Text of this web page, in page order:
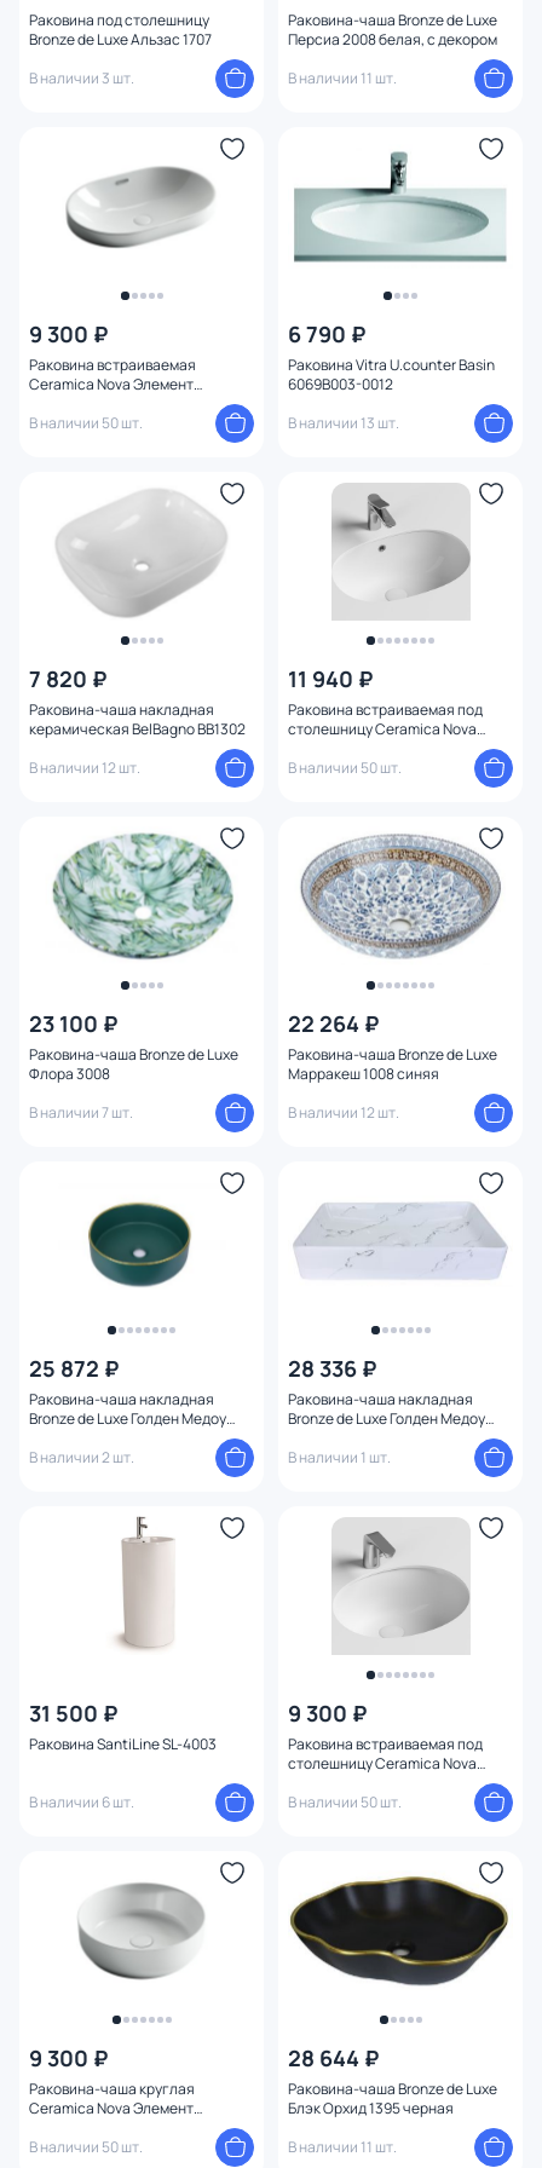
Раковина под столешницу
Bronze de Luxe Альзас 1707
В наличии 3 шт.
Раковина-чаша Bronze de Luxe
Персиа 2008 белая, с декором
В наличии 11 шт.
9 300 ₽
Раковина встраиваемая
Ceramica Nova Элемент
В наличии 50 шт.
6 790 ₽
Раковина Vitra U.counter Basin
6069B003-0012
В наличии 13 шт.
7 820 ₽
Раковина-чаша накладная
керамическая BelBagno BB1302
В наличии 12 шт.
11 940 ₽
Раковина встраиваемая под
столешницу Ceramica Nova
Элемент (Element) CN6044 56,5
см.
В наличии 50 шт.
23 100 ₽
Раковина-чаша Bronze de Luxe
Флора 3008
В наличии 7 шт.
22 264 ₽
Раковина-чаша Bronze de Luxe
Марракеш 1008 синяя
В наличии 12 шт.
25 872 ₽
Раковина-чаша накладная
Bronze de Luxe Голден Медоу
В наличии 2 шт.
28 336 ₽
Раковина-чаша накладная
Bronze de Luxe Голден Медоу
В наличии 1 шт.
31 500 ₽
Раковина SantiLine SL-4003
В наличии 6 шт.
9 300 ₽
Раковина встраиваемая под
столешницу Ceramica Nova
Элемент (Element) CN6042 51
см.
В наличии 50 шт.
9 300 ₽
Раковина-чаша круглая
Ceramica Nova Элемент
В наличии 50 шт.
28 644 ₽
Раковина-чаша Bronze de Luxe
Блэк Орхид 1395 черная
В наличии 11 шт.
Слив-перелив
Расположение перелива
Ширина (см)
Ориентация